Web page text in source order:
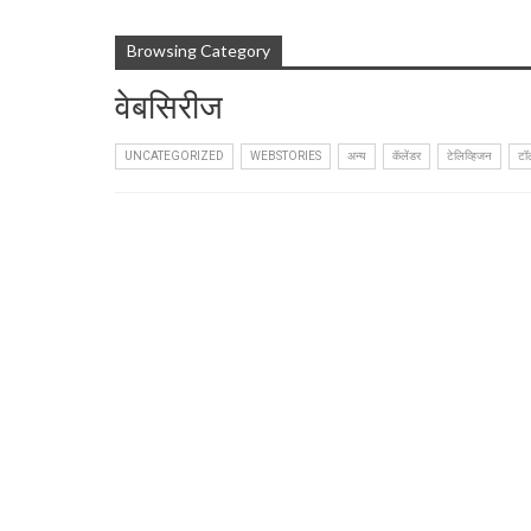
Browsing Category
वेबसिरीज
UNCATEGORIZED WEBSTORIES अन्य कॅलेंडर टेलिव्हिजन